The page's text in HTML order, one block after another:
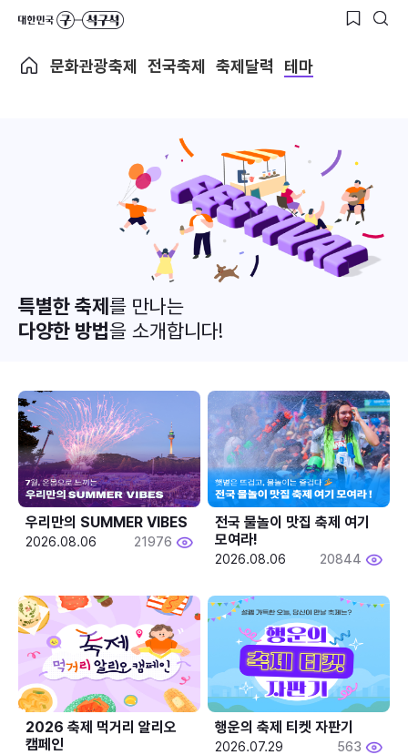
문화관광축제 전국축제 축제달력 테마
특별한 축제를 만나는
다양한 방법을 소개합니다!
우리만의 SUMMER VIBES
2026.08.06 21976
전국 물놀이 맛집 축제 여기
모여라!
2026.08.06 20844
2026 축제 먹거리 알리오
캠페인
행운의 축제 티켓 자판기
2026.07.29 563